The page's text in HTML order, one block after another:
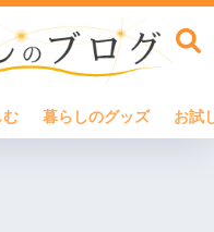
暮らしのグッズ お試